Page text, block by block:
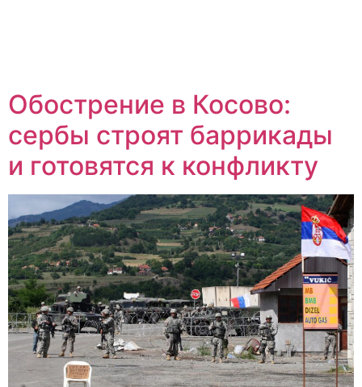
Обострение в Косово:
сербы строят баррикады
и готовятся к конфликту